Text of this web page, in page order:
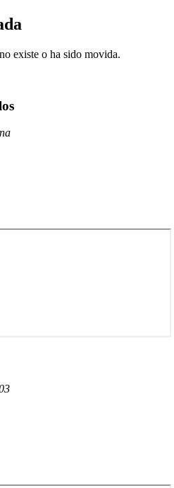
existe o ha sido movida.